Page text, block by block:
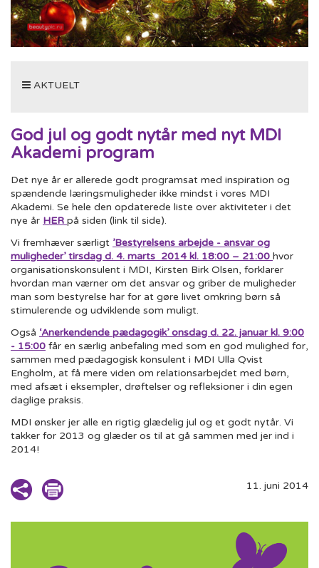
Toggle
AKTUELT
God jul og godt nytår med nyt MDI
Akademi program
Det nye år er allerede godt programsat med inspiration og
spændende læringsmuligheder ikke mindst i vores MDI
Akademi. Se hele den opdaterede liste over aktiviteter i det
nye år HER på siden (link til side).
Vi fremhæver særligt ’Bestyrelsens arbejde - ansvar og
muligheder’ tirsdag d. 4. marts 2014 kl. 18:00 – 21:00 hvor
organisationskonsulent i MDI, Kirsten Birk Olsen, forklarer
hvordan man værner om det ansvar og griber de muligheder
man som bestyrelse har for at gøre livet omkring børn så
stimulerende og udviklende som muligt.
Også ‘Anerkendende pædagogik’ onsdag d. 22. januar kl. 9:00
- 15:00 får en særlig anbefaling med som en god mulighed for,
sammen med pædagogisk konsulent i MDI Ulla Qvist
Engholm, at få mere viden om relationsarbejdet med børn,
med afsæt i eksempler, drøftelser og refleksioner i din egen
daglige praksis.
MDI ønsker jer alle en rigtig glædelig jul og et godt nytår. Vi
takker for 2013 og glæder os til at gå sammen med jer ind i
2014!
11. juni 2014